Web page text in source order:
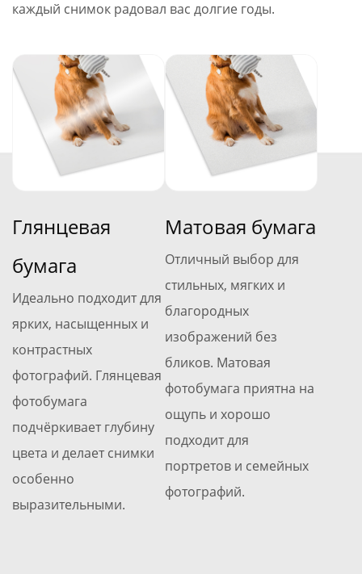
каждый снимок радовал вас долгие годы.
Глянцевая
бумага
Идеально подходит для
ярких, насыщенных и
контрастных
фотографий. Глянцевая
фотобумага
подчёркивает глубину
цвета и делает снимки
особенно
выразительными.
Матовая бумага
Отличный выбор для
стильных, мягких и
благородных
изображений без
бликов. Матовая
фотобумага приятна на
ощупь и хорошо
подходит для
портретов и семейных
фотографий.